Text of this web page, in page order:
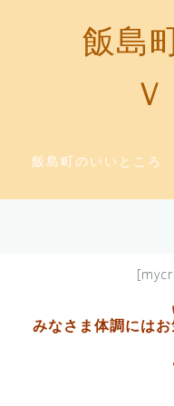
飯島
飯島町のいいところ
みなさま体調には